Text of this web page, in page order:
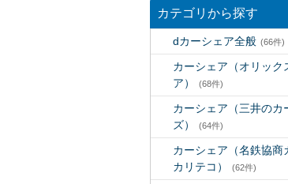
カテゴリから探す
dカーシェア全般 (66件)
カーシェア（オリック
ア）
(68件)
カーシェア（三井のカ
ズ）
(64件)
カーシェア（名鉄協
カリテコ）
(62件)